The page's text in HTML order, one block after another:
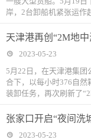
岸，2台卸船机紧张运作
天津港再创“2M地
2023-05-23
5月22日，在天津港集团
合下，以每小时376自然
装卸任务，再次刷新了
张家口开启“夜间洗
2023-05-23